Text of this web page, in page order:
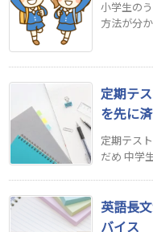
小学生の
方法が分
定期テ
を先に
定期テス
だめ 中学
英語長
バイス